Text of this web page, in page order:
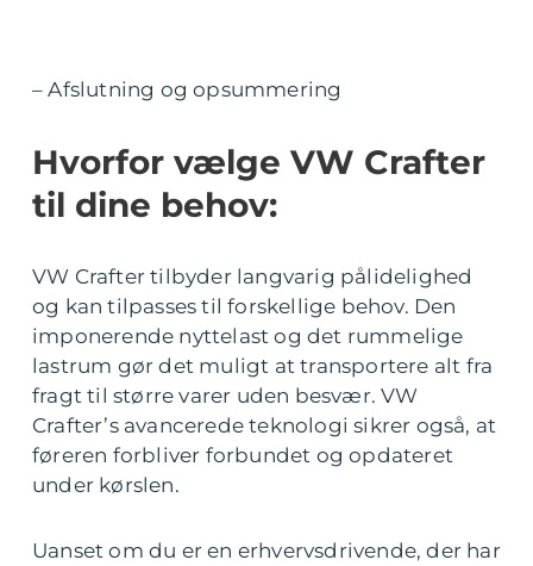
– Afslutning og opsummering
Hvorfor vælge VW Crafter
til dine behov:
VW Crafter tilbyder langvarig pålidelighed
og kan tilpasses til forskellige behov. Den
imponerende nyttelast og det rummelige
lastrum gør det muligt at transportere alt fra
fragt til større varer uden besvær. VW
Crafter’s avancerede teknologi sikrer også, at
føreren forbliver forbundet og opdateret
under kørslen.
Uanset om du er en erhvervsdrivende, der har